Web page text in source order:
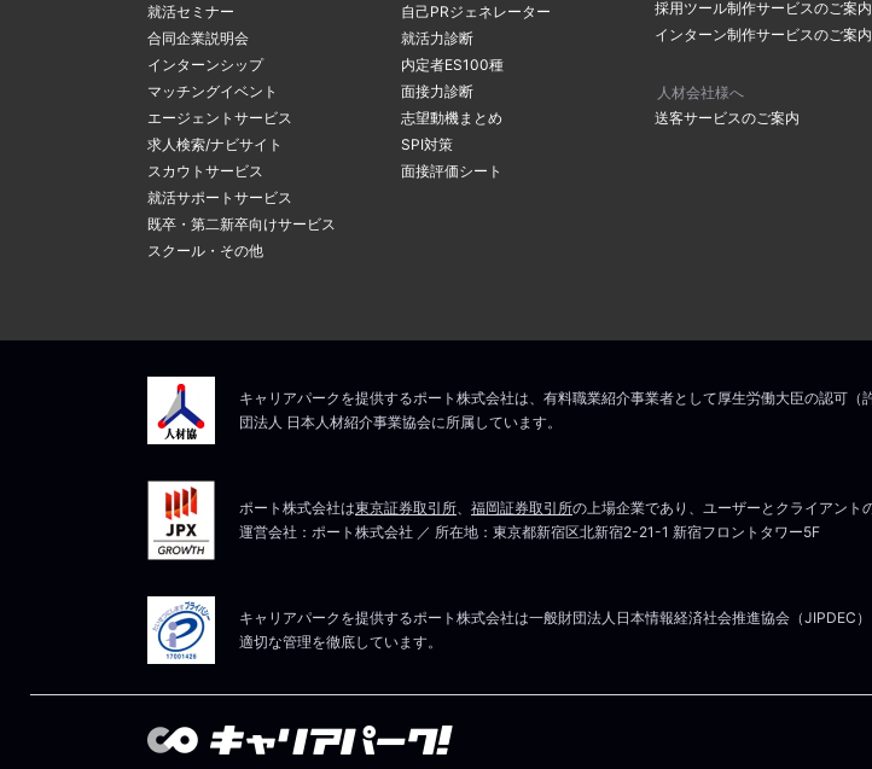
就活セミナー
合同企業説明会
インターンシップ
マッチングイベント
エージェントサービス
求人検索/ナビサイト
スカウトサービス
就活サポートサービス
既卒・第二新卒向けサービス
スクール・その他
自己PRジェネレーター
就活力診断
内定者ES100種
面接力診断
志望動機まとめ
SPI対策
面接評価シート
採用ツール制作サービスのご案内
インターン制作サービスのご案内
人材会社様へ
送客サービスのご案内